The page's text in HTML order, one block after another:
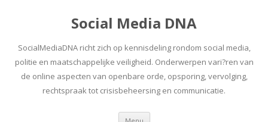
Social Media DNA
SocialMediaDNA richt zich op kennisdeling rondom social media,
politie en maatschappelijke veiligheid. Onderwerpen vari?ren van
de online aspecten van openbare orde, opsporing, vervolging,
rechtspraak tot crisisbeheersing en communicatie.
Spring